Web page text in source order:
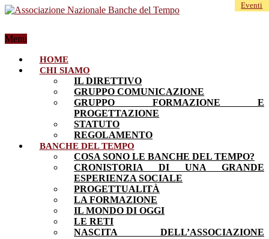
Menu
HOME
CHI SIAMO
IL DIRETTIVO
GRUPPO COMUNICAZIONE
GRUPPO FORMAZIONE E
PROGETTAZIONE
STATUTO
REGOLAMENTO
BANCHE DEL TEMPO
COSA SONO LE BANCHE DEL TEMPO?
CRONISTORIA DI UNA GRANDE
ESPERIENZA SOCIALE
PROGETTUALITÀ
LA FORMAZIONE
IL MONDO DI OGGI
LE RETI
NASCITA DELL’ASSOCIAZIONE
Eventi